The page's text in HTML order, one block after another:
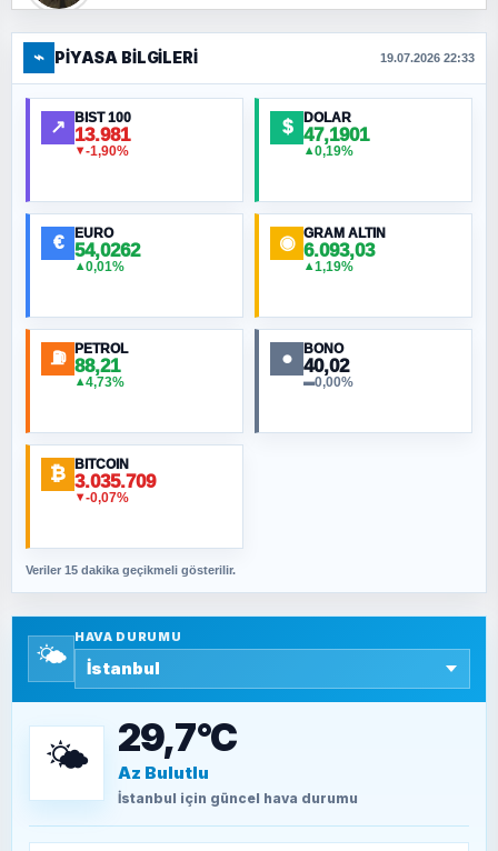
FERHAT BÜYÜKKALKAN
Ankara Zirvesi: NATO Toplantısı mı, Yeni
Ortadoğu Haritasının Provası mı?
MURAT ÖZKAN
NURETTIN BÖLÜK
ORHAN KILIÇOĞLU
Fahişeye beyinli bir müstevli alçağına
SAVAŞ ŞAHİN
SEYFULLAH ÇİÇEK
TEOMAN ALPASLAN
Kütahya-Eskişehir Muharebeleri (10-24
⌁ PIYASA BILGILERI 19.07.2026 22:33
↗ BIST 100
13.981
▼-1,90%
$ DOLAR
47,1901
▲0,19%
€ EURO
54,0262
▲0,01%
◉ GRAM ALTIN
6.093,03
▲1,19%
⛽ PETROL
88,21
▲4,73%
● BONO
40,02
▬0,00%
₿ BITCOIN
3.035.709
▼-0,07%
Veriler 15 dakika geçikmeli gösterilir.
🌤️
HAVA DURUMU
🌤️ 29,7°C
Az Bulutlu
İstanbul için güncel hava durumu